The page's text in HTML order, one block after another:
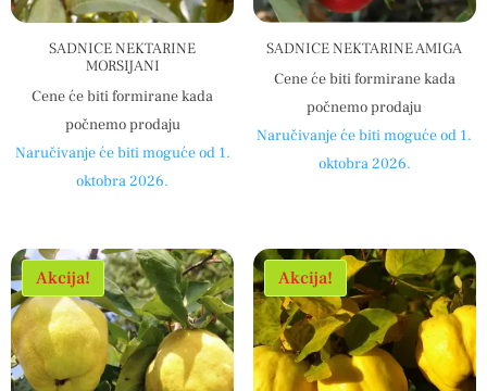
SADNICE NEKTARINE
MORSIJANI
Cene će biti formirane kada
počnemo prodaju
Naručivanje će biti moguće od 1.
oktobra 2026.
SADNICE NEKTARINE AMIGA
Cene će biti formirane kada
počnemo prodaju
Naručivanje će biti moguće od 1.
oktobra 2026.
Akcija! Akcija!